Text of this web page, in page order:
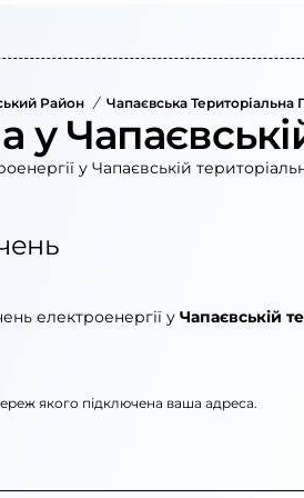
Район / Чапаєвська
у
у Чапаєвській
електроенергії у Чапаєвській
якого підключена ваша адреса.